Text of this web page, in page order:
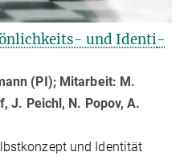
und Identi­
(PI); Mitarbeit: M.
J. Peichl, N. Popov, A.
und Identität